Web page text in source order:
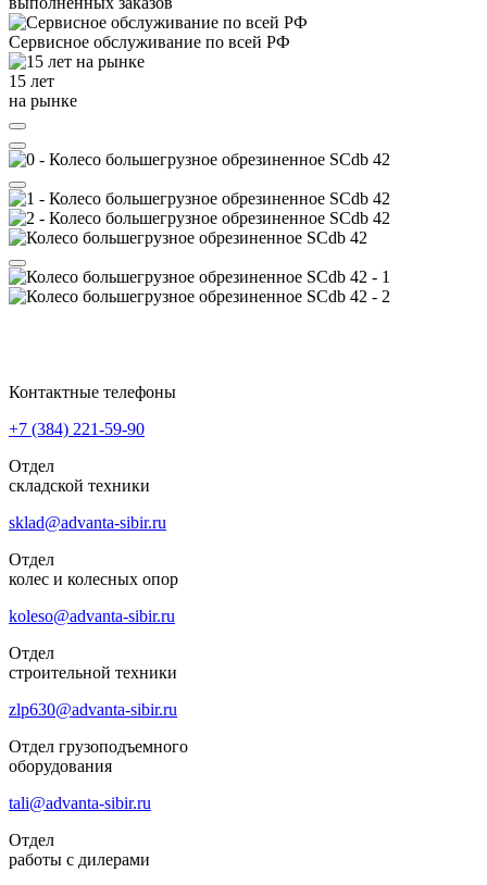
Сервисное обслуживание по всей РФ
15 лет
на рынке
Контактные телефоны
+7 (384) 221-59-90
Отдел
складской техники
sklad@advanta-sibir.ru
Отдел
колес и колесных опор
koleso@advanta-sibir.ru
Отдел
строительной техники
zlp630@advanta-sibir.ru
Отдел грузоподъемного
оборудования
tali@advanta-sibir.ru
Отдел
работы с дилерами